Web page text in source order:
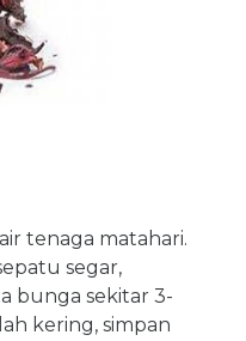
tenaga matahari.
segar,
bunga sekitar 3-
kering, simpan